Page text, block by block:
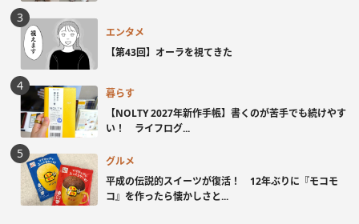
エンタメ
【第43回】オーラを視てきた
暮らす
【NOLTY 2027年新作手帳】書くのが苦手でも続けやす
い！ ライフログ...
グルメ
平成の伝説的スイーツが復活！ 12年ぶりに『モコモ
コ』を作ったら懐かしさと...